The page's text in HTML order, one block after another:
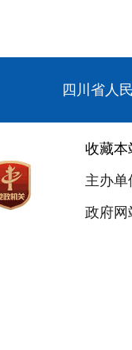
四川省人
收藏本
主办
政府网